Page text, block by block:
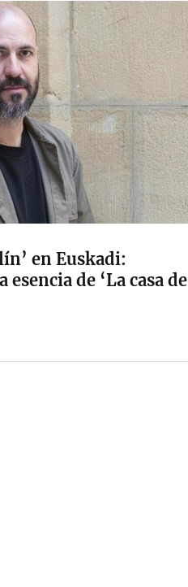
en Euskadi:
de ‘La casa de